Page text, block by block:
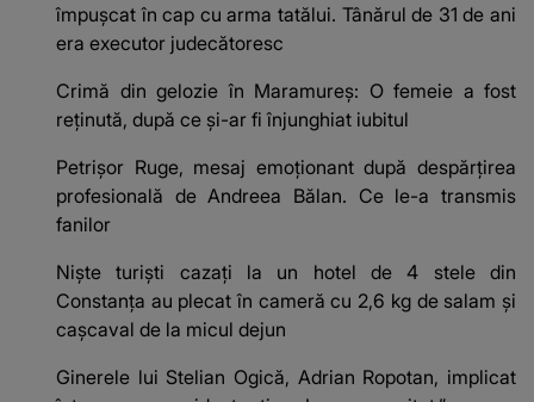
împușcat în cap cu arma tatălui. Tânărul de 31 de ani
era executor judecătoresc
Crimă din gelozie în Maramureș: O femeie a fost
reținută, după ce şi-ar fi înjunghiat iubitul
Petrișor Ruge, mesaj emoționant după despărțirea
profesională de Andreea Bălan. Ce le-a transmis
fanilor
Niște turiști cazați la un hotel de 4 stele din
Constanța au plecat în cameră cu 2,6 kg de salam și
cașcaval de la micul dejun
Ginerele lui Stelian Ogică, Adrian Ropotan, implicat